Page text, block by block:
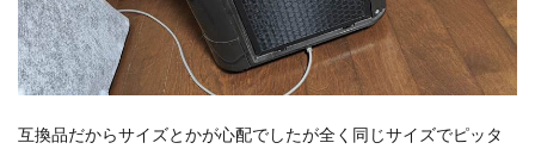
互換品だからサイズとかが心配でしたが全く同じサイズでピッタ